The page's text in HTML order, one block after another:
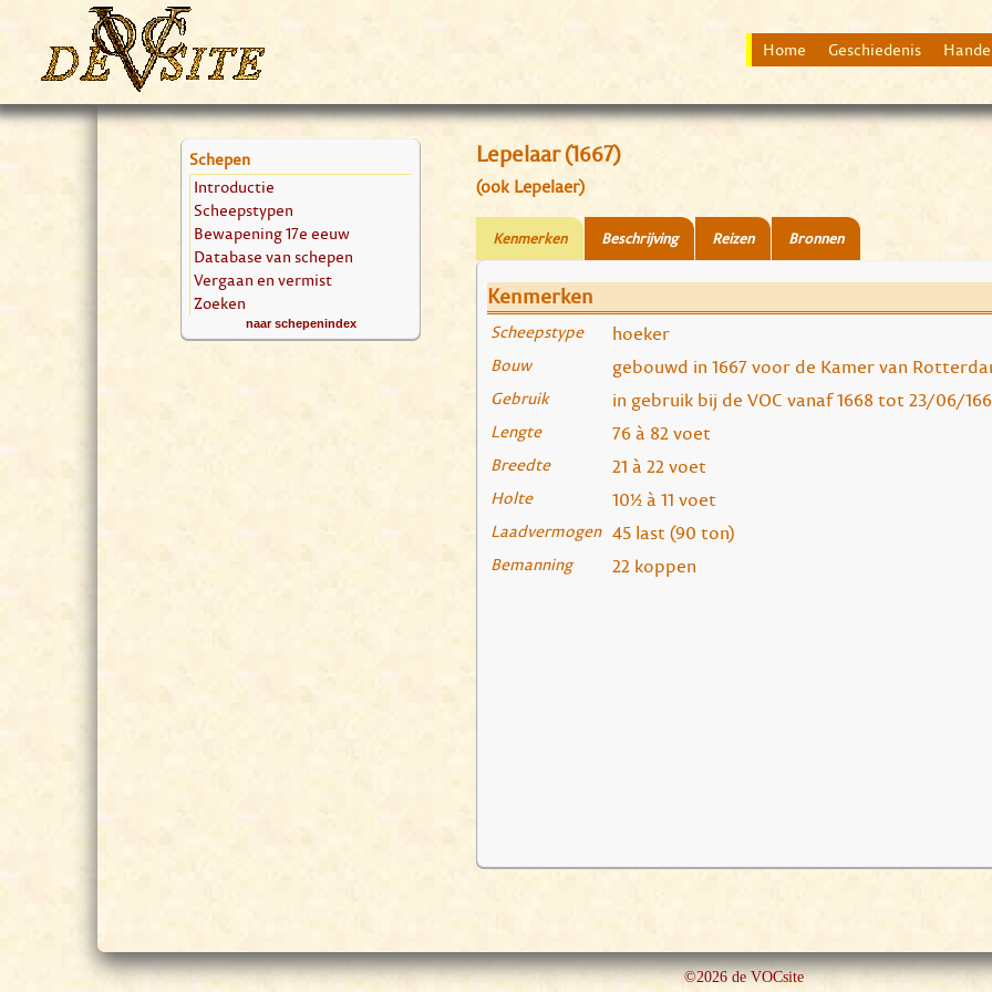
Home Geschiedenis
Schepen
Introductie
Scheepstypen
Bewapening 17e eeuw
Database van schepen
Vergaan en vermist
Zoeken
naar schepenindex
Lepelaar (1667)
(ook Lepelaer)
Kenmerken Beschrijving Reizen Bronnen
Kenmerken
Scheepstype hoeker
Bouw gebouwd in 1667 voor de Kamer van
Gebruik in gebruik bij de VOC vanaf 1668 tot 23/06/
Lengte 76 à 82 voet
Breedte 21 à 22 voet
Holte 10½ à 11 voet
Laadvermogen 45 last (90 ton)
Bemanning 22 koppen
©2026 de VOCsite